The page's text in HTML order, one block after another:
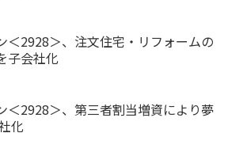
＜2928＞、注文住宅・リフォームの
子会社化
＜2928＞、第三者割当増資により夢
化